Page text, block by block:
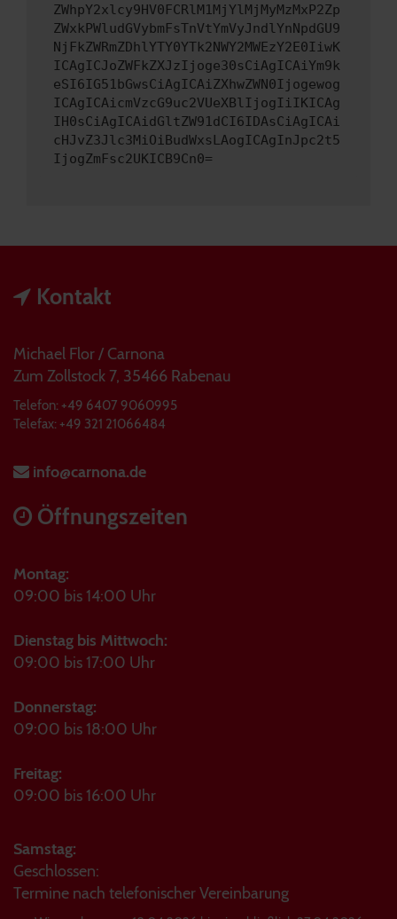
ZWhpY2xlcy9HV0FCRlM1MjYlMjMyMzMxP2Zp
ZWxkPWludGVybmFsTnVtYmVyJndlYnNpdGU9
NjFkZWRmZDhlYTY0YTk2NWY2MWEzY2E0IiwK
ICAgICJoZWFkZXJzIjoge30sCiAgICAiYm9k
eSI6IG51bGwsCiAgICAiZXhwZWN0Ijogewog
ICAgICAicmVzcG9uc2VUeXBlIjogIiIKICAg
IH0sCiAgICAidGltZW91dCI6IDAsCiAgICAi
cHJvZ3Jlc3MiOiBudWxsLAogICAgInJpc2t5
IjogZmFsc2UKICB9Cn0=
Kontakt
Michael Flor / Carnona
Zum Zollstock 7, 35466 Rabenau
Telefon: +49 6407 9060995
Telefax: +49 321 21066484
info@carnona.de
Öffnungszeiten
Montag:
09:00 bis 14:00 Uhr
Dienstag bis Mittwoch:
09:00 bis 17:00 Uhr
Donnerstag:
09:00 bis 18:00 Uhr
Freitag:
09:00 bis 16:00 Uhr
Samstag:
Geschlossen:
Termine nach telefonischer Vereinbarung